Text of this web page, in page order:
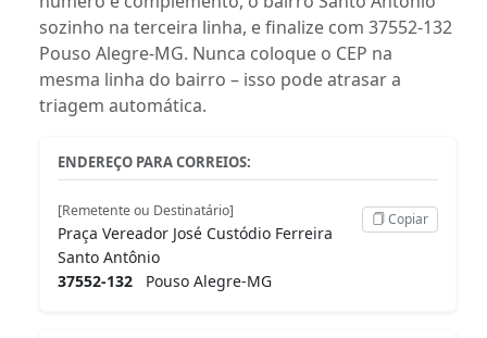
sozinho na terceira linha, e finalize com 37552-132
Pouso Alegre-MG. Nunca coloque o CEP na
mesma linha do bairro – isso pode atrasar a
triagem automática.
ENDEREÇO PARA CORREIOS:
[Remetente ou Destinatário]
Praça Vereador José Custódio Ferreira
Santo Antônio
37552-132 Pouso Alegre-MG
Copiar